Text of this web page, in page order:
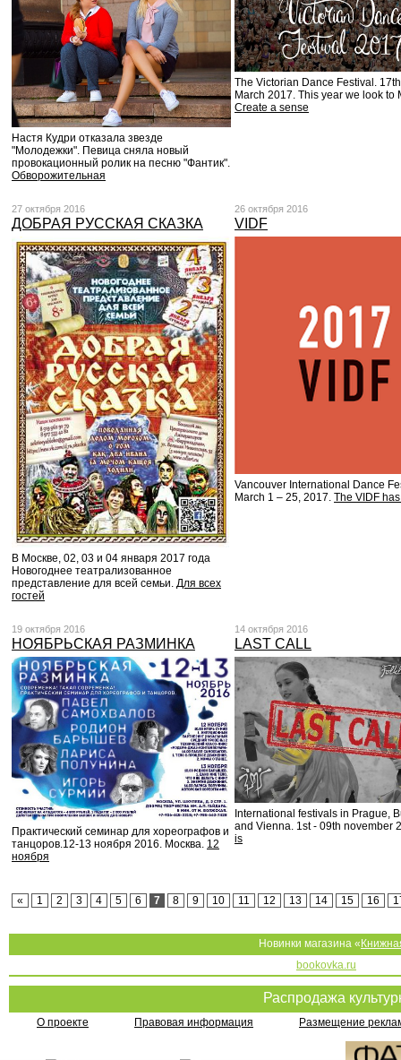
Настя Кудри отказала звезде
"Молодежки". Певица сняла новый
провокационный ролик на песню "Фантик".
Обворожительная
The Victorian Dance Festival.
March 2017. This year we look to
Create a sense
27 октября 2016
ДОБРАЯ РУССКАЯ СКАЗКА
В Москве, 02, 03 и 04 января 2017 года
Новогоднее театрализованное
представление для всей семьи. Для всех
гостей
26 октября 2016
VIDF
Vancouver International Dance
March 1 – 25, 2017. The VIDF
19 октября 2016
НОЯБРЬСКАЯ РАЗМИНКА
Практический семинар для хореографов и
танцоров.12-13 ноября 2016. Москва. 12
ноября
14 октября 2016
LAST CALL
International festivals in Prague,
and Vienna. 1st - 09th november
is
« 1 2 3 4 5 6 7 8 9 10 11 12 13 14 15 16
Новинки магазина «
bookovka.ru
Распродажа
О проекте Правовая информация Размещение